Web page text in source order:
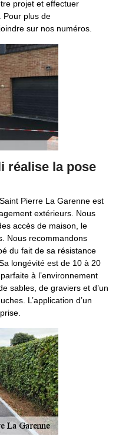
projet et effectuer
Pour plus de
sur nos numéros.
réalise la pose
Pierre La Garenne est
extérieurs. Nous
accès de maison, le
Nous recommandons
du fait de sa résistance
longévité est de 10 à 20
à l’environnement
sables, de graviers et d’un
L’application d’un